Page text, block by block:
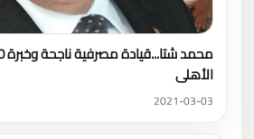
الأهلى
2021-03-03